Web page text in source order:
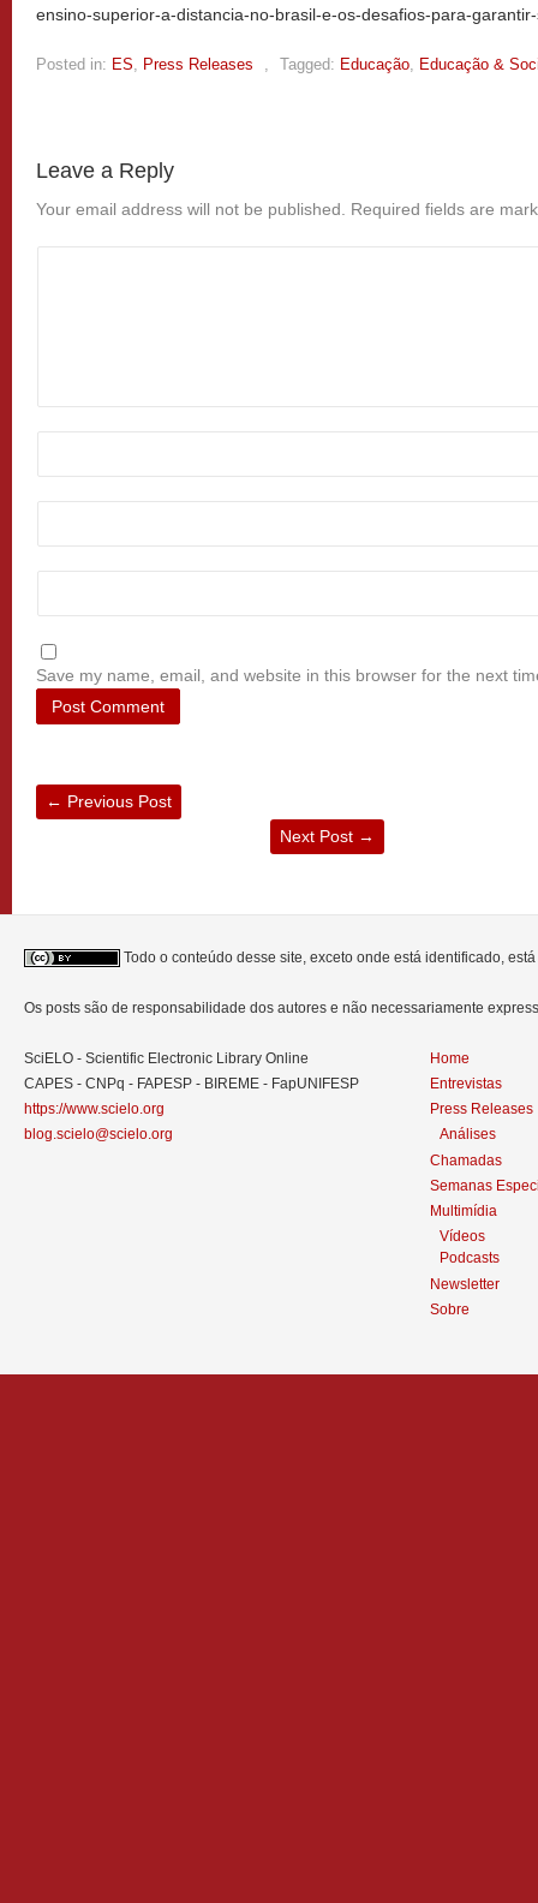
ensino-superior-a-distancia-no-brasil-e-os-desafios-para-
Posted in: ES Press Releases Tagged: Educação Educação &
Leave a Reply
Your email address will not be published. Required fields are
Save my name, email, and website in this browser for the next
← Previous Post
Next Post →
Todo o conteúdo desse site, exceto onde está identificado,
Os posts são de responsabilidade dos autores e não necessariamente
SciELO - Scientific Electronic Library Online
CAPES - CNPq - FAPESP - BIREME - FapUNIFESP
https://www.scielo.org
blog.scielo@scielo.org
Home
Entrevistas
Press Releases
Análises
Chamadas
Semanas
Multimídia
Vídeos
Podcasts
Newsletter
Sobre